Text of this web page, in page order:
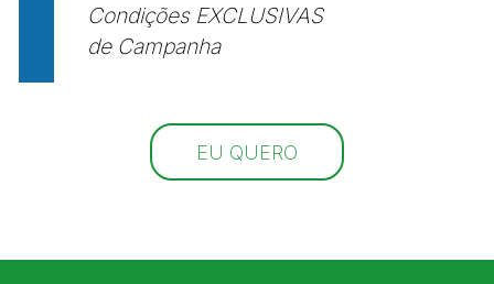
Condições EXCLUSIVAS
de Campanha
EU QUERO